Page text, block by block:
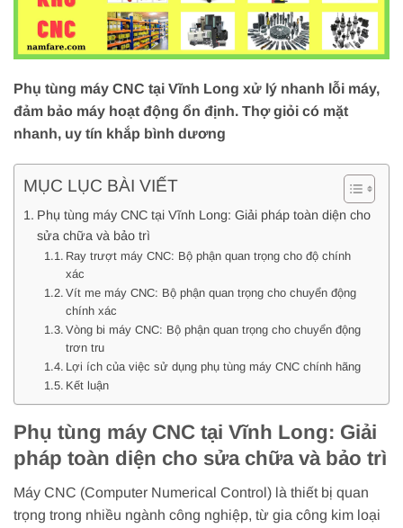
Phụ tùng máy CNC tại Vĩnh Long xử lý nhanh lỗi máy,
đảm bảo máy hoạt động ổn định. Thợ giỏi có mặt
nhanh, uy tín khắp bình dương
MỤC LỤC BÀI VIẾT
Phụ tùng máy CNC tại Vĩnh Long: Giải pháp toàn diện cho
sửa chữa và bảo trì
Ray trượt máy CNC: Bộ phận quan trọng cho độ chính
xác
Vít me máy CNC: Bộ phận quan trọng cho chuyển động
chính xác
Vòng bi máy CNC: Bộ phận quan trọng cho chuyển động
trơn tru
Lợi ích của việc sử dụng phụ tùng máy CNC chính hãng
Kết luận
Phụ tùng máy CNC tại Vĩnh Long: Giải
pháp toàn diện cho sửa chữa và bảo trì
Máy CNC (Computer Numerical Control) là thiết bị quan
trọng trong nhiều ngành công nghiệp, từ gia công kim loại